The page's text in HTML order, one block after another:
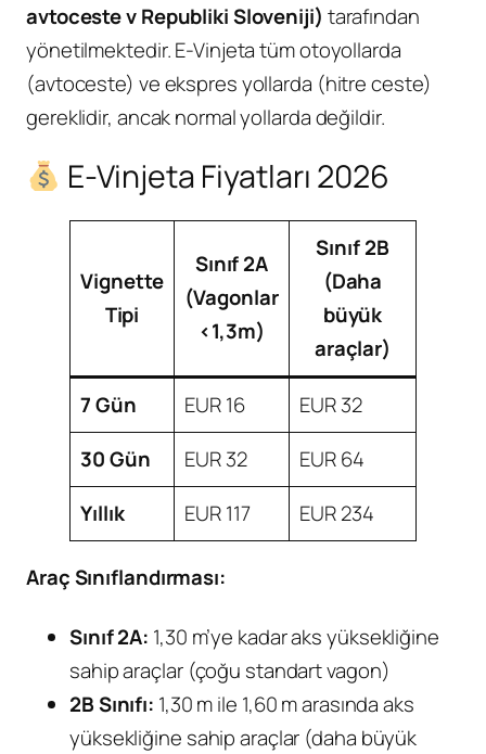
avtoceste v Republiki Sloveniji) tarafından
yönetilmektedir. E-Vinjeta tüm otoyollarda
(avtoceste) ve ekspres yollarda (hitre ceste)
gereklidir, ancak normal yollarda değildir.
E-Vinjeta Fiyatları 2026
Vignette
Tipi
Sınıf 2A
(Vagonlar
<1,3m)
Sınıf 2B
(Daha
büyük
araçlar)
7 Gün
EUR 16
EUR 32
30 Gün
EUR 32
EUR 64
Yıllık
EUR 117 EUR 234
Araç Sınıflandırması:
Sınıf 2A: 1,30 m’ye kadar aks yüksekliğine
sahip araçlar (çoğu standart vagon)
2B Sınıfı: 1,30 m ile 1,60 m arasında aks
yüksekliğine sahip araçlar (daha büyük